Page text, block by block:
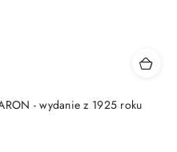
- wydanie z 1925 roku